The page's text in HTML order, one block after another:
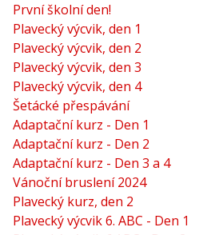
První školní den!
Plavecký výcvik, den 1
Plavecký výcvik, den 2
Plavecký výcvik, den 3
Plavecký výcvik, den 4
Šetácké přespávání
Adaptační kurz - Den 1
Adaptační kurz - Den 2
Adaptační kurz - Den 3 a 4
Vánoční bruslení 2024
Plavecký kurz, den 2
Plavecký výcvik 6. ABC - Den 1